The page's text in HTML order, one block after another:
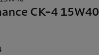
CK-4 15W40